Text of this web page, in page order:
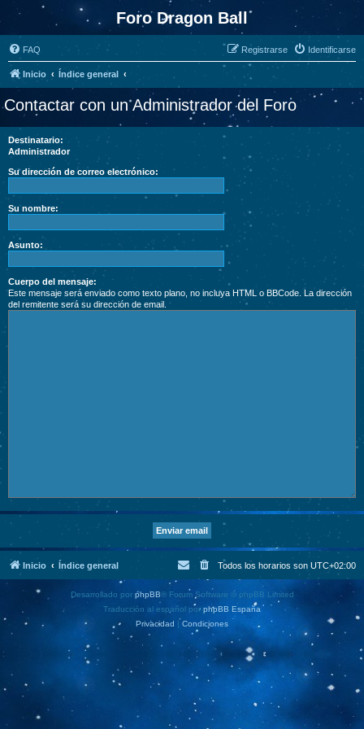
Foro Dragon Ball
FAQ Identificarse
Registrarse
Inicio Índice general
Contactar con un Administrador del Foro
Destinatario:
Administrador
Su dirección de correo electrónico:
Su nombre:
Asunto:
Cuerpo del mensaje:
Este mensaje será enviado como texto plano, no incluya HTML o BBCode. La dirección
del remitente será su dirección de email.
Inicio Índice general Todos los horarios son UTC+02:00
Desarrollado por phpBB® Forum Software © phpBB Limited
Traducción al español por phpBB España
Privacidad | Condiciones